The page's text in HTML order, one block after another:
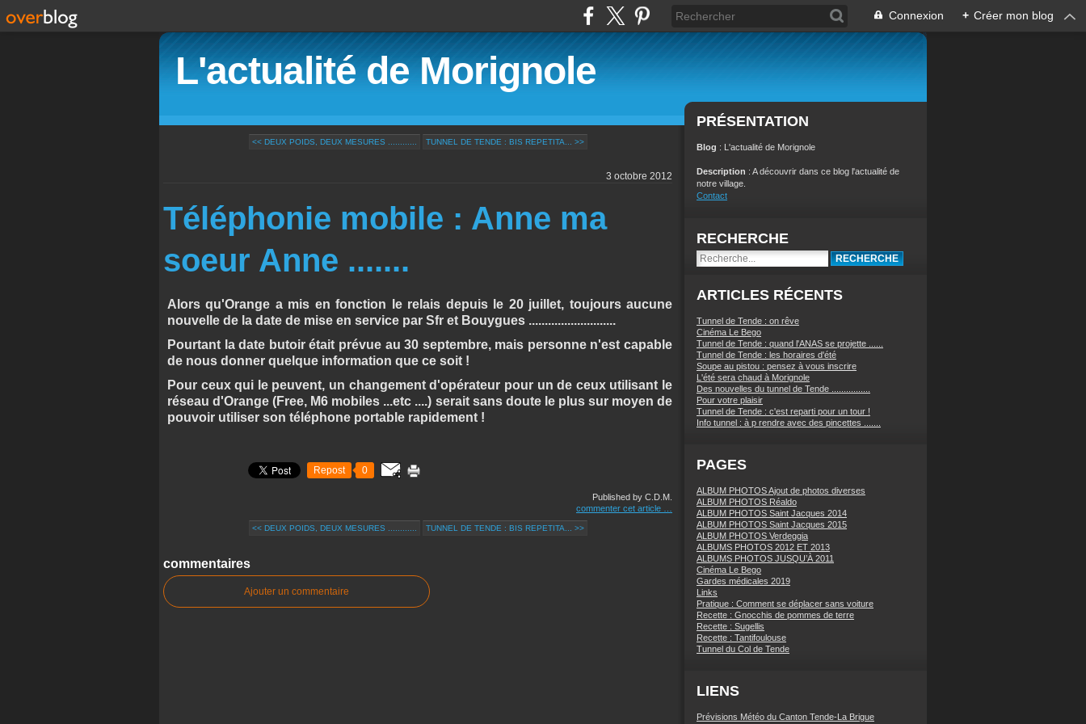
Connexion + Créer mon blog
L'actualité de Morignole
<< DEUX POIDS, DEUX MESURES ............ TUNNEL DE TENDE : BIS REPETITA... >>
3 octobre 2012
Téléphonie mobile : Anne ma
soeur Anne .......
Alors qu'Orange a mis en fonction le relais depuis le 20 juillet, toujours aucune
nouvelle de la date de mise en service par Sfr et Bouygues ...........................
Pourtant la date butoir était prévue au 30 septembre, mais personne n'est capable
de nous donner quelque information que ce soit !
Pour ceux qui le peuvent, un changement d'opérateur pour un de ceux utilisant le
réseau d'Orange (Free, M6 mobiles ...etc ....) serait sans doute le plus sur moyen de
pouvoir utiliser son téléphone portable rapidement !
Repost 0
Published by C.D.M.
commenter cet article
<< DEUX POIDS, DEUX MESURES ............ TUNNEL DE TENDE : BIS REPETITA... >>
commentaires
Ajouter un commentaire
PRÉSENTATION
Blog : L'actualité de Morignole
Description : A découvrir dans ce blog l'actualité de
notre village.
Contact
RECHERCHE
ARTICLES RÉCENTS
Tunnel de Tende : on rêve
Cinéma Le Bego
Tunnel de Tende : quand l'ANAS se projette ......
Tunnel de Tende : les horaires d'été
Soupe au pistou : pensez à vous inscrire
L'été sera chaud à Morignole
Des nouvelles du tunnel de Tende ................
Pour votre plaisir
Tunnel de Tende : c'est reparti pour un tour !
Info tunnel : à p rendre avec des pincettes .......
PAGES
ALBUM PHOTOS Ajout de photos diverses
ALBUM PHOTOS Réaldo
ALBUM PHOTOS Saint Jacques 2014
ALBUM PHOTOS Saint Jacques 2015
ALBUM PHOTOS Verdeggia
ALBUMS PHOTOS 2012 ET 2013
ALBUMS PHOTOS JUSQU’À 2011
Cinéma Le Bego
Gardes médicales 2019
Links
Pratique : Comment se déplacer sans voiture
Recette : Gnocchis de pommes de terre
Recette : Sugellis
Recette : Tantifoulouse
Tunnel du Col de Tende
LIENS
Prévisions Météo du Canton Tende-La Brigue